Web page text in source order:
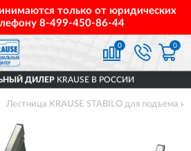
только от юридических
8-499-450-86-44
0 0
ДИЛЕРKRAUSE В РОССИИ
Лестница KRAUSE STABILO для подъема